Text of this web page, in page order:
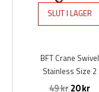
SLUT I LAGER
BFT Crane Swivel
Stainless Size 2
49kr20kr